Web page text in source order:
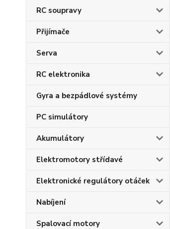
RC soupravy
Přijímače
Serva
RC elektronika
Gyra a bezpádlové systémy
PC simulátory
Akumulátory
Elektromotory střídavé
Elektronické regulátory otáček
Nabíjení
Spalovací motory